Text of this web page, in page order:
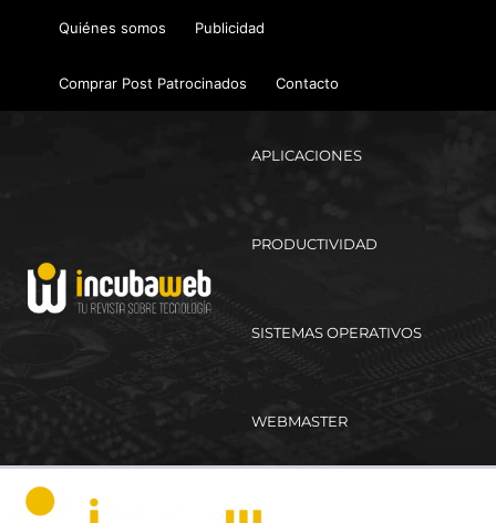
Quiénes somos Publicidad
Comprar Post Patrocinados Contacto
APLICACIONES
PRODUCTIVIDAD
SISTEMAS OPERATIVOS
WEBMASTER